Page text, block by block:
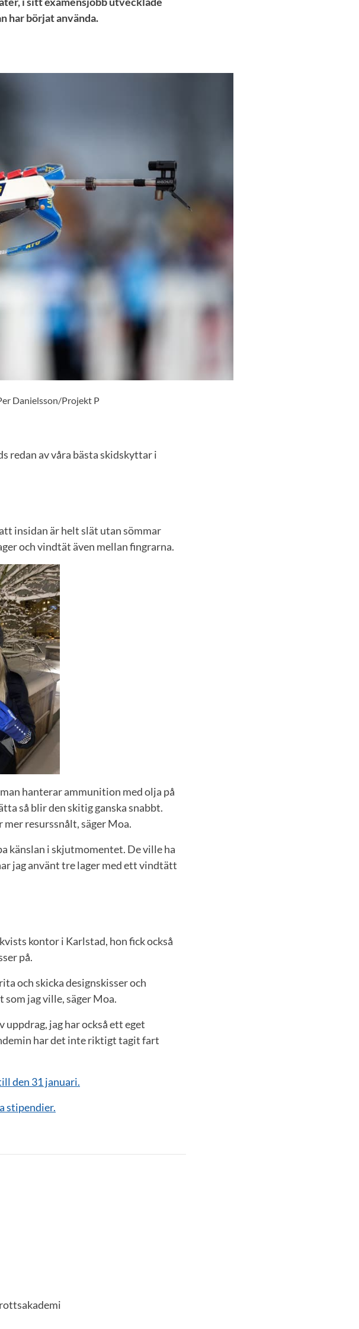
har börjat använda.
Danielsson/Projekt P
redan av våra bästa skidskyttar i
insidan är helt slät utan sömmar
och vindtät även mellan fingrarna.
hanterar ammunition med olja på
så blir den skitig ganska snabbt.
mer resurssnålt, säger Moa.
känslan i skjutmomentet. De ville ha
jag använt tre lager med ett vindtätt
kontor i Karlstad, hon fick också
på.
och skicka designskisser och
jag ville, säger Moa.
uppdrag, jag har också ett eget
har det inte riktigt tagit fart
den 31 januari.
stipendier.